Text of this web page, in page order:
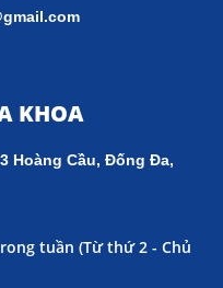
KHOA
Hoàng Cầu, Đống Đa,
tuần (Từ thứ 2 - Chủ